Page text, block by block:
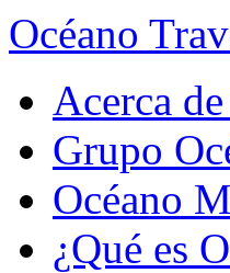
Océano
Acerca
Grupo
Océano
¿Qué es